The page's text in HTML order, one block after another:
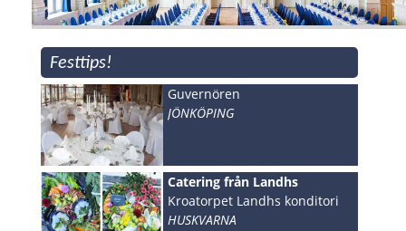
Festtips!
Guvernören
JÖNKÖPING
Catering från Landhs
Kroatorpet Landhs konditori
HUSKVARNA